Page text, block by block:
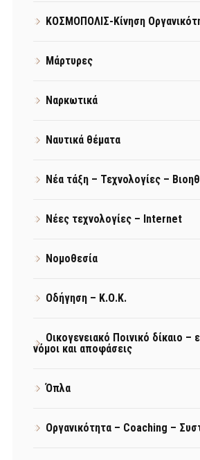
ΚΟΣΜΟΠΟΛΙΣ-Κίνηση
Μάρτυρες
Ναρκωτικά
Ναυτικά θέματα
Νέα τάξη – Τεχνολογίες –
Νέες τεχνολογίες – Internet
Νομοθεσία
Οδήγηση – Κ.Ο.Κ.
Οικογενειακό Ποινικό δίκαιο –
νόμοι και αποφάσεις
Όπλα
Οργανικότητα – Coaching –